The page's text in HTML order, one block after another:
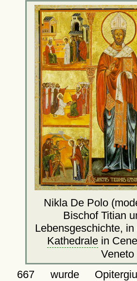
Nikla De Polo
Bischof Titian
Lebensgeschichte,
Kathedrale in
Veneto
667 wurde